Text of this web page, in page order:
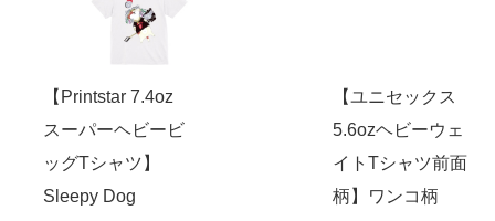
【Printstar 7.4oz
スーパーヘビービ
ッグTシャツ】
Sleepy Dog
【ユニセックス
5.6ozヘビーウェ
イトTシャツ前面
柄】ワンコ柄